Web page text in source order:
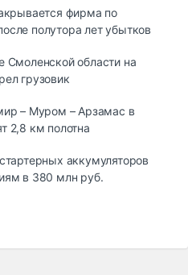
фирма по
полутора лет убытков
Смоленской области на
грузовик
– Муром – Арзамас в
2,8 км полотна
аккумуляторов
в 380 млн руб.